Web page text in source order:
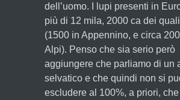
dell’uomo. I lupi presenti in
più di 12 mila, 2000 ca dei
(1500 in Appennino, e circa
Alpi). Penso che sia serio però
aggiungere che parliamo di un
selvatico e che quindi non si
escludere al 100%, a priori, che